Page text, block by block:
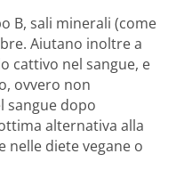
B, sali minerali (come
Aiutano inoltre a
cattivo nel sangue, e
ovvero non
sangue dopo
alternativa alla
nelle diete vegane o